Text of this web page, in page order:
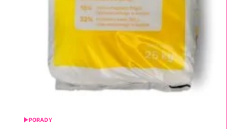
POSTED
PORADY